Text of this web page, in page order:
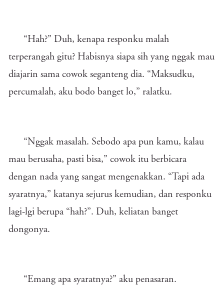
“Hah?” Duh, kenapa responku malah
terperangah gitu? Habisnya siapa sih yang nggak mau
diajarin sama cowok seganteng dia. “Maksudku,
percumalah, aku bodo banget lo,” ralatku.
“Nggak masalah. Sebodo apa pun kamu, kalau
mau berusaha, pasti bisa,” cowok itu berbicara
dengan nada yang sangat mengenakkan. “Tapi ada
syaratnya,” katanya sejurus kemudian, dan responku
lagi-lgi berupa “hah?”. Duh, keliatan banget
dongonya.
“Emang apa syaratnya?” aku penasaran.